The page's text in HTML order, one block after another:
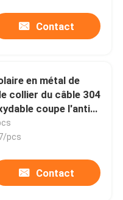
Contact
en métal de
collier du câble 304
coupe l'anti
pcs
Contact